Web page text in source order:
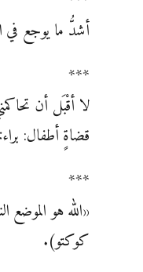
أشدُّ ما يوجع في
***
لا أقْبَل أن
قضاةٍ أطفال:
***
«الله هو الموضع
كوكتو).